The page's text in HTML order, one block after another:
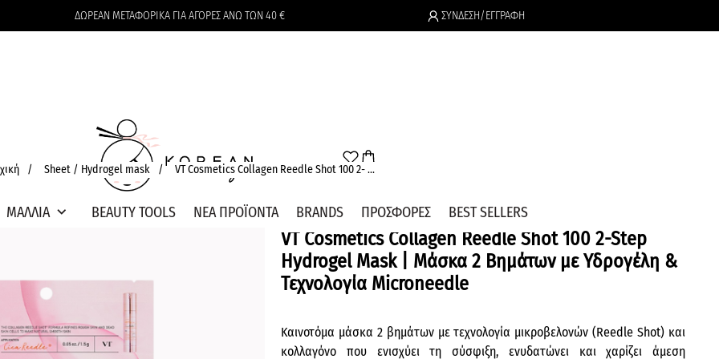
ΔΩΡΕΑΝ ΜΕΤΑΦΟΡΙΚΑ ΓΙΑ ΑΓΟΡΕΣ ΑΝΩ ΤΩΝ 40 € ΣΥΝΔΕΣΗ/ΕΓΓΡΑΦΗ
Το καλάθι δεν περιέχει προϊόντα.
ΜΑΛΛΙΑ expand_more BEAUTY TOOLS ΝΕΑ ΠΡΟΪΟΝΤΑ BRANDS ΠΡΟΣΦΟΡΕΣ BEST SELLERS
/ Sheet / Hydrogel mask / VT Cosmetics Collagen Reedle Shot 100 2- ...
VT Cosmetics Collagen Reedle Shot 100 2-Step
Hydrogel Mask | Μάσκα 2 Βημάτων με Υδρογέλη &
Τεχνολογία Microneedle
Καινοτόμα μάσκα 2 βημάτων με τεχνολογία μικροβελονών (Reedle Shot) και
κολλαγόνο που ενισχύει τη σύσφιξη, ενυδατώνει και χαρίζει άμεση